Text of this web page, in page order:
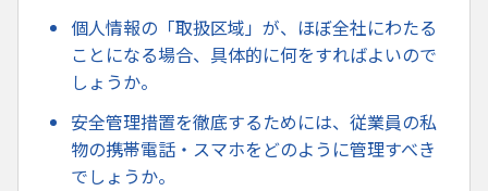
個人情報の「取扱区域」が、ほぼ全社にわたる
ことになる場合、具体的に何をすればよいので
しょうか。
安全管理措置を徹底するためには、従業員の私
物の携帯電話・スマホをどのように管理すべき
でしょうか。